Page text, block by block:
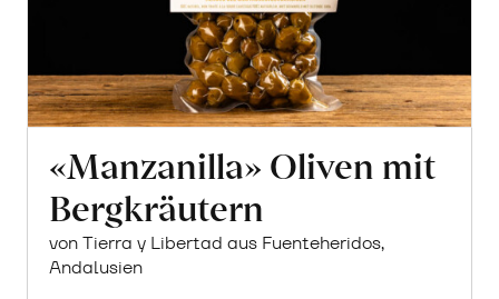
«Manzanilla» Oliven mit
Bergkräutern
von Tierra y Libertad aus Fuenteheridos,
Andalusien